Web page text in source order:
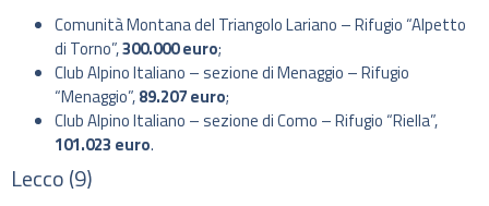
Comunità Montana del Triangolo Lariano – Rifugio “Alpetto
di Torno”,300.000 euro;
Club Alpino Italiano – sezione di Menaggio – Rifugio
“Menaggio”,89.207 euro;
Club Alpino Italiano – sezione di Como – Rifugio “Riella”,
101.023 euro.
Lecco (9)